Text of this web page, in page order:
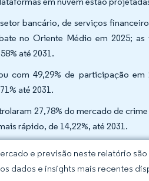
bancário, de serviços
no Oriente Médio em 2025;
até 2031.
com 49,29% de participação
até 2031.
27,78% do mercado de
rápido, de 14,22%, até 2031.
e previsão neste relatório
dados e insights mais recentes